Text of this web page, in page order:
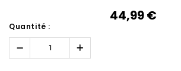
44,99‎ ‎€
Quantité :
Réduire
quantité :
Augmenter
la
quantité :